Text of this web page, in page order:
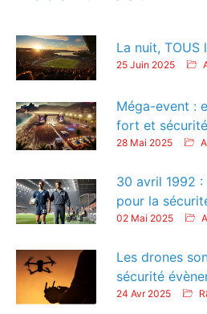
La nuit,
25 Juin 2025
Méga-event :
fort et
28 Mai 2025
30 avril 1992
pour la
02 Mai 2025
Les drones
sécurité
24 Avr 2025